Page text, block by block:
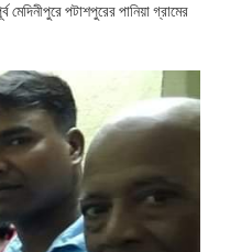
পটাশপুরের পানিয়া গ্রামের